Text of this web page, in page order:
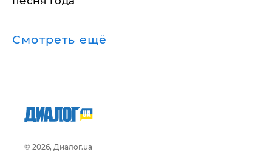
Смотреть ещё
© 2026, Диалог.ua